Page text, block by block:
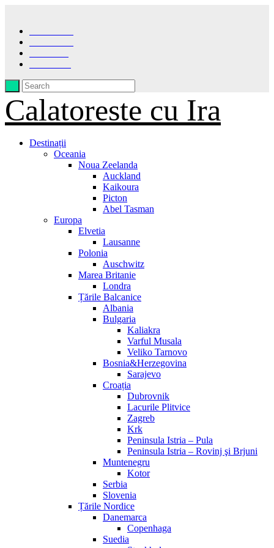
Calatoreste cu Ira
Destinații
Oceania
Noua Zeelanda
Auckland
Kaikoura
Picton
Abel Tasman
Europa
Elvetia
Lausanne
Polonia
Auschwitz
Marea Britanie
Londra
Țările Balcanice
Albania
Bulgaria
Kaliakra
Varful Musala
Veliko Tarnovo
Bosnia&Herzegovina
Sarajevo
Croația
Dubrovnik
Lacurile Plitvice
Zagreb
Krk
Peninsula Istria – Pula
Peninsula Istria – Rovinj şi Brjuni
Muntenegru
Kotor
Serbia
Slovenia
Țările Nordice
Danemarca
Copenhaga
Suedia